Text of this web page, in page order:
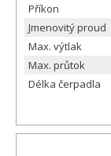
Příkon
Jmenovitý proud
Max. výtlak
Max. průtok
Délka čerpadla